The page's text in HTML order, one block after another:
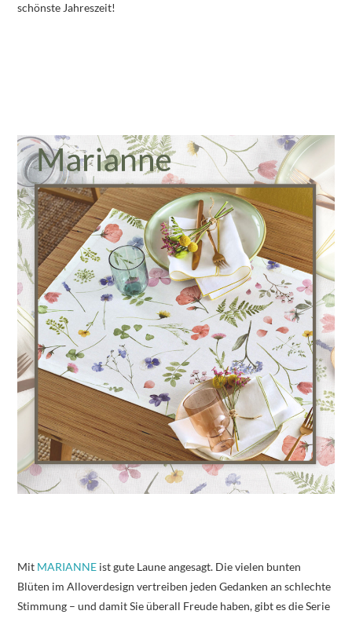
schönste Jahreszeit!
Mit MARIANNE ist gute Laune angesagt. Die vielen bunten
Blüten im Alloverdesign vertreiben jeden Gedanken an schlechte
Stimmung – und damit Sie überall Freude haben, gibt es die Serie